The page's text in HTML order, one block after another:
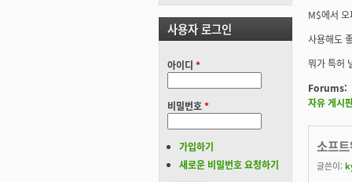
M$에서
사용해도
뭐가 특허
Forums:
자유 게시
소프
글쓴이:
사용자 로그인
아이디 *
비밀번호*
가입하기
새로운 비밀번호 요청하기